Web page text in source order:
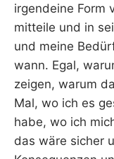
irgendeine Form
mitteile und in
und meine
wann. Egal,
zeigen, warum
Mal, wo ich es
habe, wo ich
das wäre sicher